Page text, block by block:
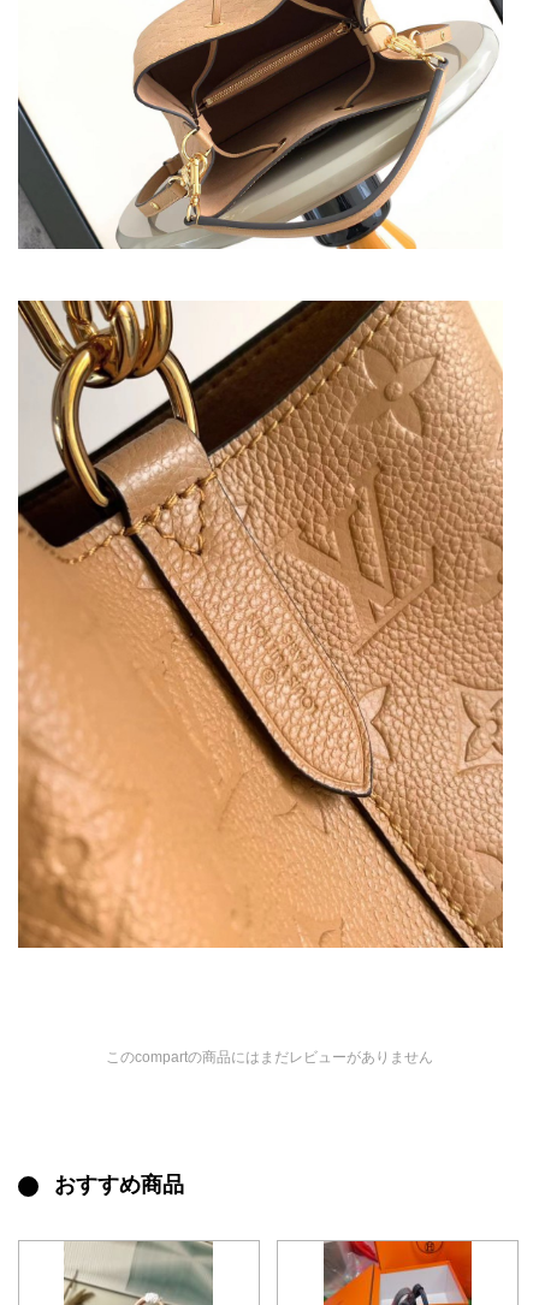
このcompartの商品にはまだレビューがありません
おすすめ商品